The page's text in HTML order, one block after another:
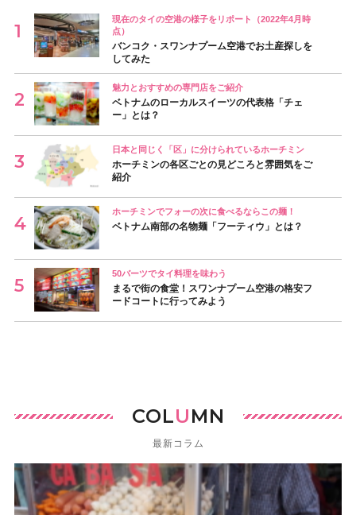
現在のタイの空港の様子をリポート（2022年4月時
点）
バンコク・スワンナプーム空港でお土産探しを
してみた
魅力とおすすめの専門店をご紹介
ベトナムのローカルスイーツの代表格「チェ
ー」とは？
日本と同じく「区」に分けられているホーチミン
ホーチミンの各区ごとの見どころと雰囲気をご
紹介
ホーチミンでフォーの次に食べるならこの麺！
ベトナム南部の名物麺「フーティウ」とは？
50バーツでタイ料理を味わう
まるで街の食堂！スワンナプーム空港の格安フ
ードコートに行ってみよう
COLUMN
最新コラム